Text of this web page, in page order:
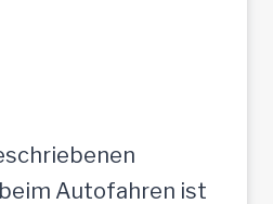
Autofahren ist